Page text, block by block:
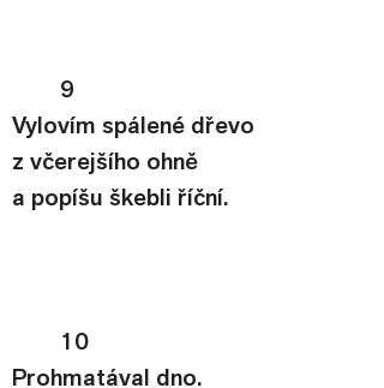
9
Vylovím spálené dřevo
z včerejšího ohně
a popíšu škebli říční.
10
Prohmatával dno.